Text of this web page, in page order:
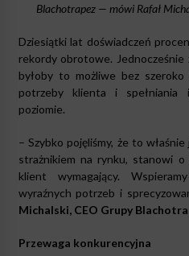
Blachotrapez — mówi Rafał
Dziesiątki lat doświadczeń
rekordy obrotowe. Jednocześnie
byłoby to możliwe bez
potrzeby klienta i spełniania
poziomie.
– Szybko pojęliśmy, że to
strażnikiem na rynku, stanowi
klient wymagający.
wyraźnych potrzeb i
Michalski, CEO Grupy
Przewaga konkurencyjna